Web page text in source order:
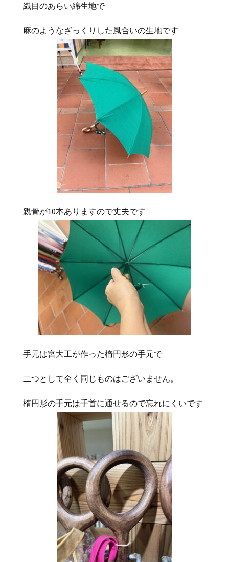
織目のあらい綿生地で
麻のようなざっくりした風合いの生地です
親骨が10本ありますので丈夫です
手元は宮大工が作った楕円形の手元で
二つとして全く同じものはございません。
楕円形の手元は手首に通せるので忘れにくいです